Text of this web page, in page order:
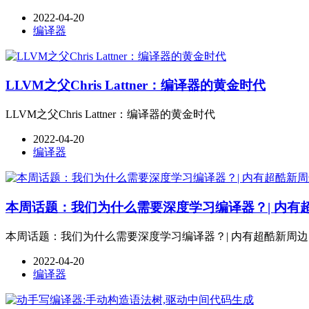
2022-04-20
编译器
LLVM之父Chris Lattner：编译器的黄金时代
LLVM之父Chris Lattner：编译器的黄金时代
2022-04-20
编译器
本周话题：我们为什么需要深度学习编译器？| 内有
本周话题：我们为什么需要深度学习编译器？| 内有超酷新周边
2022-04-20
编译器